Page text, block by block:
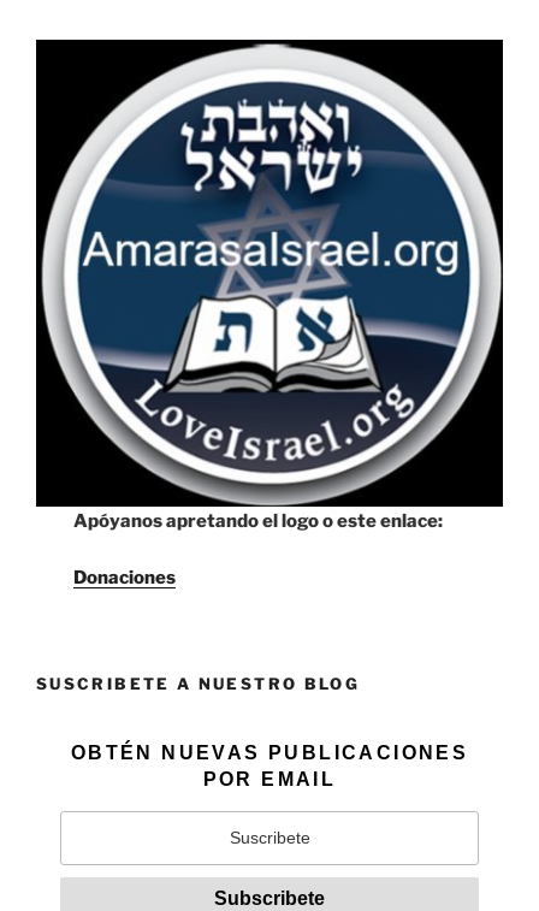
Apóyanos apretando el logo o este enlace:
Donaciones
SUSCRIBETE A NUESTRO BLOG
OBTÉN NUEVAS PUBLICACIONES
POR EMAIL